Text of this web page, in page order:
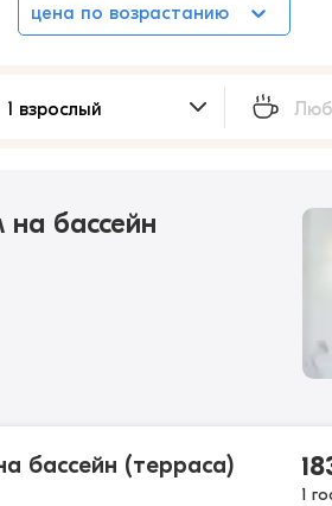
цена по возрастанию
бассейн
бассейн (терраса)
1